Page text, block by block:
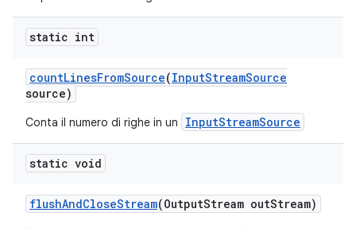
static int
countLinesFromSource(InputStreamSource
source)
Conta il numero di righe in un InputStreamSource
static void
flushAndCloseStream(OutputStream outStream)